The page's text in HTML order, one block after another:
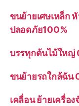
ขนย้ายเศษเหล็ก
ปลอดภัย100%
บรรทุกต้นไม้ใหญ่
ขนย้ายรถใกล้ฉัน
เคลื่อน ย้ายเครื่อ